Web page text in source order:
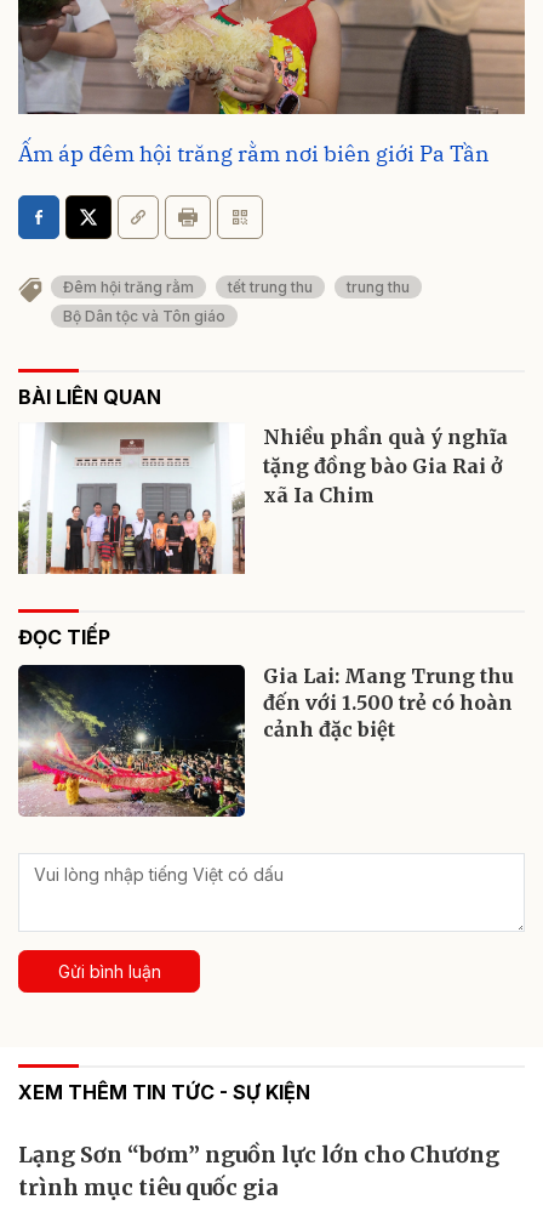
Ấm áp đêm hội trăng rằm nơi biên giới Pa Tần
Đêm hội trăng rằm tết trung thu
trung thu
Bộ Dân tộc và Tôn giáo
BÀI LIÊN QUAN
Nhiều phần quà ý nghĩa
tặng đồng bào Gia Rai ở
xã Ia Chim
ĐỌC TIẾP
Gia Lai: Mang Trung thu
đến với 1.500 trẻ có hoàn
cảnh đặc biệt
Gửi bình luận
XEM THÊM TIN TỨC - SỰ KIỆN
Lạng Sơn “bơm” nguồn lực lớn cho Chương
trình mục tiêu quốc gia